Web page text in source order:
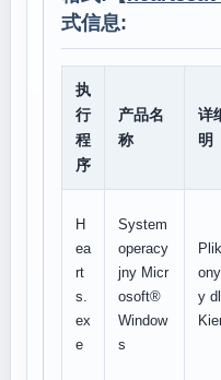
式信息:
执
行
程
序
产品名
称
详
明
H
ea
rt
s.
ex
e
System
operacy
jny Micr
osoft®
Window
s
y